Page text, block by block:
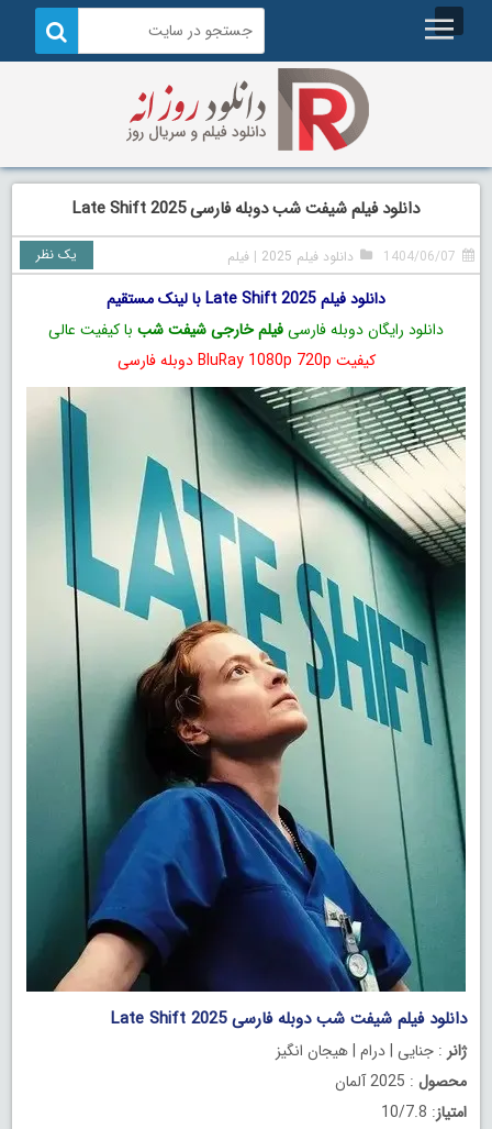
دانلود فیلم شیفت شب دوبله فارسی Late Shift 2025
1404/06/07 دانلود فیلم 2025 |فیلم یک نظر
دانلود فیلم Late Shift 2025 با لینک مستقیم
دانلود رایگان دوبله فارسیفیلم خارجی شیفت شب با کیفیت عالی
کیفیت BluRay 1080p 720p دوبله فارسی
دانلود فیلم شیفت شب دوبله فارسی Late Shift 2025
ژانر : جنایی | درام | هیجان انگیز
محصول : 2025 آلمان
امتیاز: 10/7.8